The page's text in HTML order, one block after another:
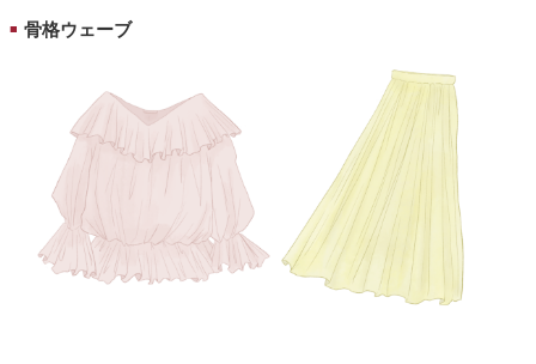
■ 骨格ウェーブ